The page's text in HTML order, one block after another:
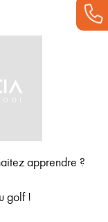
apprendre ?
golf !